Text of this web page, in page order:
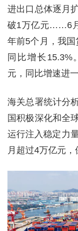
进出口总体逐月
破1万亿元……6
年前5个月，我国
同比增长
元，同比增速进
海关总署统计分
国积极深化和全
运行注入稳定力
月超过4万亿元，